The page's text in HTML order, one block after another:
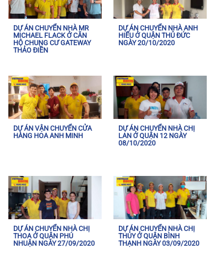
DỰ ÁN CHUYỂN NHÀ MR
MICHAEL FLACK Ở CĂN
HỘ CHUNG CƯ GATEWAY
THẢO ĐIỀN
DỰ ÁN CHUYỂN NHÀ ANH
HIẾU Ở QUẬN THỦ ĐỨC
NGÀY 20/10/2020
DỰ ÁN VẬN CHUYỂN CỬA
HÀNG HOA ANH MINH
DỰ ÁN CHUYỂN NHÀ CHỊ
LAN Ở QUẬN 12 NGÀY
08/10/2020
DỰ ÁN CHUYỂN NHÀ CHỊ
THOA Ở QUẬN PHÚ
NHUẬN NGÀY 27/09/2020
DỰ ÁN CHUYỂN NHÀ CHỊ
THỦY Ở QUẬN BÌNH
THẠNH NGÀY 03/09/2020